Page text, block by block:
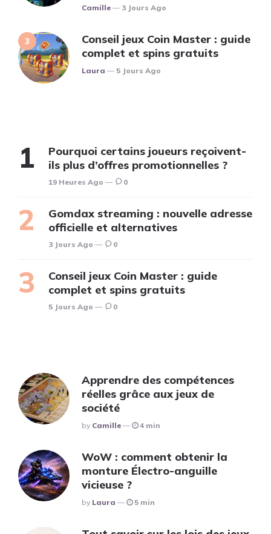
Posted
Camille 3 Jours Ago
Conseil jeux Coin Master : guide
complet et spins gratuits
Posted
Laura 5 Jours Ago
Pourquoi certains joueurs reçoivent-
ils plus d’offres promotionnelles ?
19 Heures Ago 0
Gomdax streaming : nouvelle adresse
officielle et alternatives
3 Jours Ago 0
Conseil jeux Coin Master : guide
complet et spins gratuits
5 Jours Ago 0
Apprendre des compétences
réelles grâce aux jeux de
société
Posted
By Camille 4 min
WoW : comment obtenir la
monture Électro-anguille
vicieuse ?
Posted
By Laura 5 min